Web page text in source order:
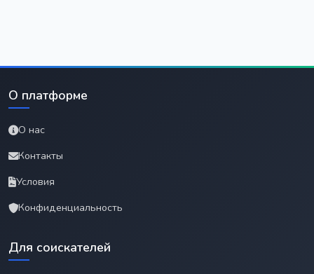
О платформе
О нас
Контакты
Условия
Конфиденциальность
Для соискателей